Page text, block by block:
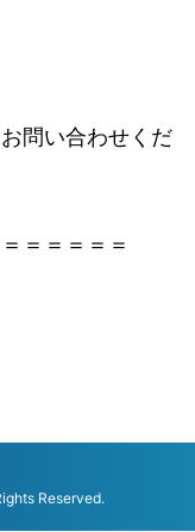
問い合わせくだ
＝＝＝＝＝
Reserved.